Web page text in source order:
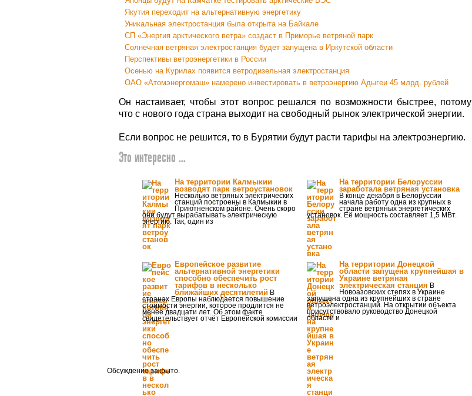
Якутия переходит на альтернативную энергетику
Уникальная электростанция была открыта на Байкале
СП «Энергия арктического ветра» создаст в Приморье ветряной парк
Солнечная ветряная электростанция будет запущена в Иркутской области
Перспективы ветроэнергетики в России
Осенью на Курилах появится ветродизельная электростанция
ОАО «Атомэнергомаш» намерено инвестировать в ветроэнергию Адыгеи 45 млрд. рублей
Он настаивает, чтобы этот вопрос решался по возможности быстрее, потому
что с нового года страна выходит на свободный рынок электрической энергии.
Если вопрос не решится, то в Бурятии будут расти тарифы на электроэнергию.
Это интересно ...
На территории Калмыкии
возводят парк ветроустановок
Несколько ветряных электрических
станций построены в Калмыкии в
Приютненском районе. Очень скоро
они будут вырабатывать электрическую
энергию. Так, один из
На территории Белоруссии
заработала ветряная установка
В конце декабря в Белоруссии
начала работу одна из крупных в
стране ветряных энергетических
установок. Её мощность составляет 1,5 МВт.
Европейское развитие
альтернативной энергетики
способно обеспечить рост
тарифов в несколько
ближайших десятилетий В
странах Европы наблюдается повышение
стоимости энергии, которое продлится не
менее двадцати лет. Об этом факте
свидетельствует отчёт Европейской комиссии
На территории Донецкой
области запущена крупнейшая в
Украине ветряная
электрическая станция В
Новоазовских степях в Украине
запущена одна из крупнейших в стране
ветроэлектростанций. На открытии объекта
присутствовало руководство Донецкой
области и
Обсуждение закрыто.